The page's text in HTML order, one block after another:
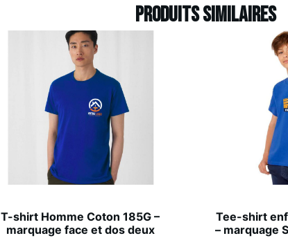
Produits similaires
T-shirt Homme Coton 185G –
marquage face et dos deux
Tee-shirt
– marquage